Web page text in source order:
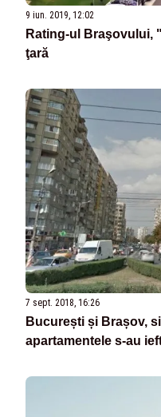
9 iun. 2019, 12:02
Rating-ul Braşovului,
ţară
7 sept. 2018, 16:26
București și Brașov,
apartamentele s-au